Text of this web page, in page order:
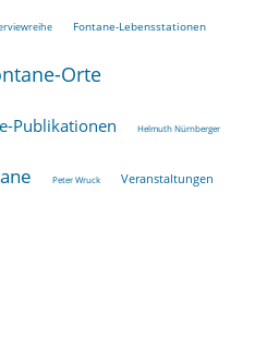
Fontane-Lebensstationen
Orte
Publikationen Helmuth Nürnberger
Peter Wruck Veranstaltungen